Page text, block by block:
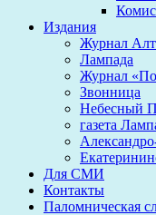
Издания
Журнал
Лампада
Журнал
Звонница
Небесный
газета
Для СМИ
Контакты
Паломническая